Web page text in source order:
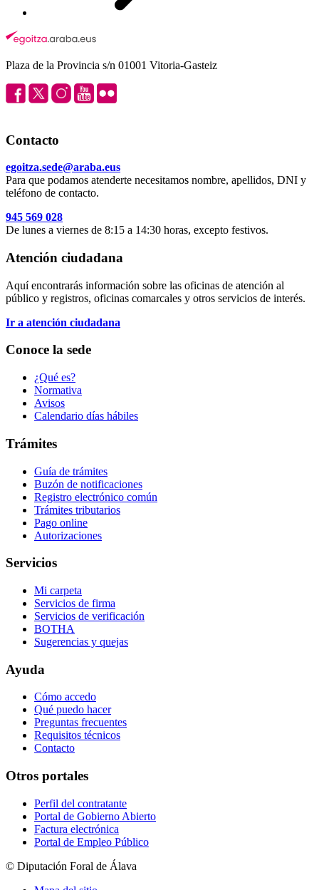
Plaza de la Provincia s/n 01001 Vitoria-Gasteiz
Contacto
egoitza.sede@araba.eus
Para que podamos atenderte necesitamos nombre, apellidos, DNI y
teléfono de contacto.
945 569 028
De lunes a viernes de 8:15 a 14:30 horas, excepto festivos.
Atención ciudadana
Aquí encontrarás información sobre las oficinas de atención al
público y registros, oficinas comarcales y otros servicios de interés.
Ir a atención ciudadana
Conoce la sede
¿Qué es?
Normativa
Avisos
Calendario días hábiles
Trámites
Guía de trámites
Buzón de notificaciones
Registro electrónico común
Trámites tributarios
Pago online
Autorizaciones
Servicios
Mi carpeta
Servicios de firma
Servicios de verificación
BOTHA
Sugerencias y quejas
Ayuda
Cómo accedo
Qué puedo hacer
Preguntas frecuentes
Requisitos técnicos
Contacto
Otros portales
Perfil del contratante
Portal de Gobierno Abierto
Factura electrónica
Portal de Empleo Público
© Diputación Foral de Álava